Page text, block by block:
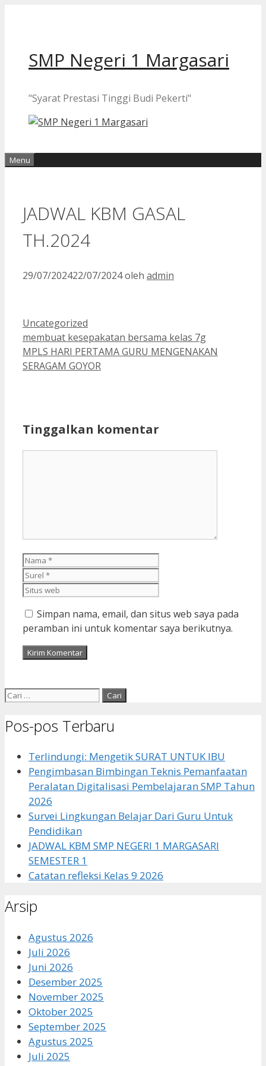
SMP Negeri 1 Margasari
"Syarat Prestasi Tinggi Budi Pekerti"
Menu
JADWAL KBM GASAL
TH.2024
29/07/202422/07/2024oleh admin
Kategori
Uncategorized
membuat kesepakatan bersama kelas 7g
MPLS HARI PERTAMA GURU MENGENAKAN
SERAGAM GOYOR
Tinggalkan komentar
Nama
Simpan nama, email, dan situs web saya pada
peramban ini untuk komentar saya berikutnya.
Cari
Pos-pos Terbaru
Terlindungi: Mengetik SURAT UNTUK IBU
Pengimbasan Bimbingan Teknis Pemanfaatan
Peralatan Digitalisasi Pembelajaran SMP Tahun
2026
Survei Lingkungan Belajar Dari Guru Untuk
Pendidikan
JADWAL KBM SMP NEGERI 1 MARGASARI
SEMESTER 1
Catatan refleksi Kelas 9 2026
Arsip
Agustus 2026
Juli 2026
Juni 2026
Desember 2025
November 2025
Oktober 2025
September 2025
Agustus 2025
Juli 2025